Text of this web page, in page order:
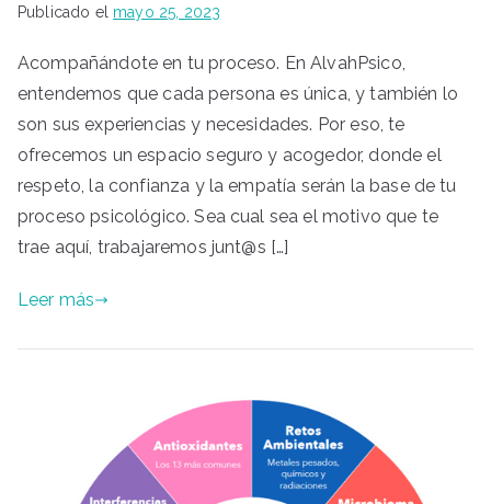
Publicado el mayo 25, 2023
Acompañándote en tu proceso. En AlvahPsico,
entendemos que cada persona es única, y también lo
son sus experiencias y necesidades. Por eso, te
ofrecemos un espacio seguro y acogedor, donde el
respeto, la confianza y la empatía serán la base de tu
proceso psicológico. Sea cual sea el motivo que te
trae aquí, trabajaremos junt@s […]
Leer más